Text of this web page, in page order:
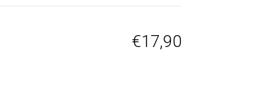
€17,90